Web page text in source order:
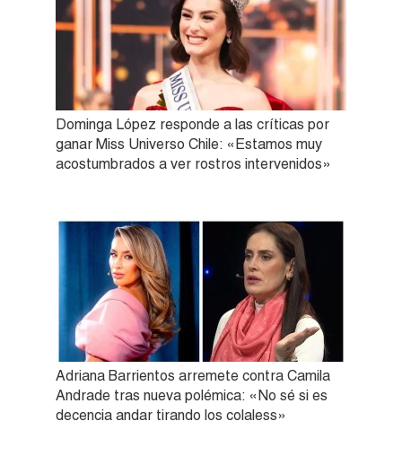
Dominga López responde a las críticas por
ganar Miss Universo Chile: «Estamos muy
acostumbrados a ver rostros intervenidos»
Adriana Barrientos arremete contra Camila
Andrade tras nueva polémica: «No sé si es
decencia andar tirando los colaless»